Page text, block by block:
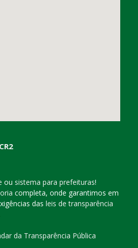
ou sistema para prefeituras!
completa, onde garantimos em
das leis de transparência
da Transparência Pública